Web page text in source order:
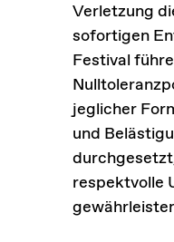
Verletzung
sofortigen
Festival
jeglicher
und
respektvolle